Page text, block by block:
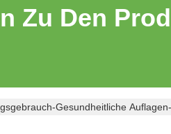
Zu Den
Gesundheitliche